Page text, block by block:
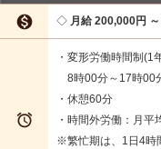
 月給 200,000円

・変形労働時間制(1
8時00分～17時00
・休憩60分
・時間外労働：月平
※繁忙期は、1日4時